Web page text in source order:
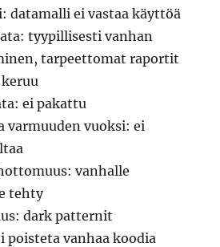
datamalli ei vastaa käyttöä
tyypillisesti vanhan
tarpeettomat raportit
ei pakattu
varmuuden vuoksi: ei
vanhalle
tehty
dark patternit
poisteta vanhaa koodia